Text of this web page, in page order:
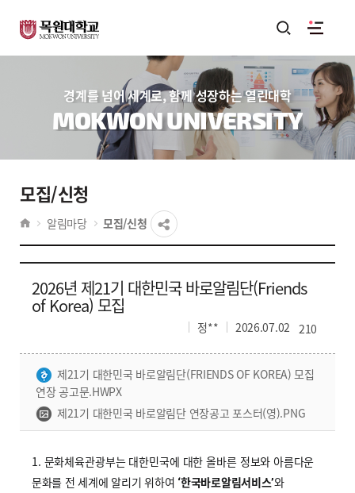
경계를 넘어 세계로, 함께 성장하는 열린대학
MOKWON UNIVERSITY
모집/신청
알림마당 모집/신청
2026년 제21기 대한민국 바로알림단(Friends
of Korea) 모집
정** 2026.07.02 210
제21기 대한민국 바로알림단(FRIENDS OF KOREA) 모집
연장 공고문.HWPX
제21기 대한민국 바로알림단 연장공고 포스터(영).PNG
1. 문화체육관광부는 대한민국에 대한 올바른 정보와 아름다운
문화를 전 세계에 알리기 위하여 ‘한국바로알림서비스’와